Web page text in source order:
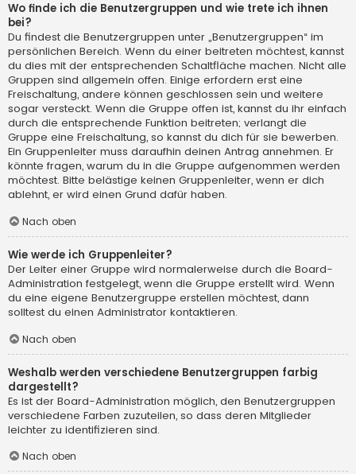
Wo finde ich die Benutzergruppen und wie trete ich ihnen
bei?
Du findest die Benutzergruppen unter „Benutzergruppen“ im
persönlichen Bereich. Wenn du einer beitreten möchtest, kannst
du dies mit der entsprechenden Schaltfläche machen. Nicht alle
Gruppen sind allgemein offen. Einige erfordern erst eine
Freischaltung, andere können geschlossen sein und weitere
sogar versteckt. Wenn die Gruppe offen ist, kannst du ihr einfach
durch die entsprechende Funktion beitreten; verlangt die
Gruppe eine Freischaltung, so kannst du dich für sie bewerben.
Ein Gruppenleiter muss daraufhin deinen Antrag annehmen. Er
könnte fragen, warum du in die Gruppe aufgenommen werden
möchtest. Bitte belästige keinen Gruppenleiter, wenn er dich
ablehnt, er wird einen Grund dafür haben.
Nach oben
Wie werde ich Gruppenleiter?
Der Leiter einer Gruppe wird normalerweise durch die Board-
Administration festgelegt, wenn die Gruppe erstellt wird. Wenn
du eine eigene Benutzergruppe erstellen möchtest, dann
solltest du einen Administrator kontaktieren.
Nach oben
Weshalb werden verschiedene Benutzergruppen farbig
dargestellt?
Es ist der Board-Administration möglich, den Benutzergruppen
verschiedene Farben zuzuteilen, so dass deren Mitglieder
leichter zu identifizieren sind.
Nach oben